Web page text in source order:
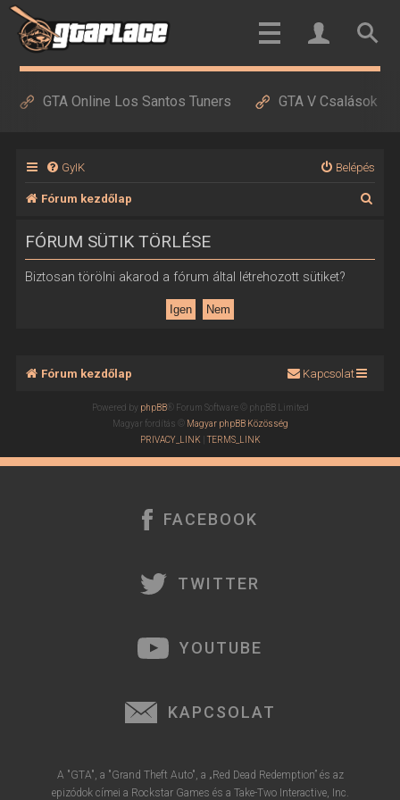
GTA Online Los Santos Tuners GTA V Csalások
GyIK Belépés
Fórum kezdőlap
FÓRUM SÜTIK TÖRLÉSE
Biztosan törölni akarod a fórum által létrehozott sütiket?
Fórum kezdőlap Kapcsolat
Powered by phpBB® Forum Software © phpBB Limited
Magyar fordítás © Magyar phpBB Közösség
PRIVACY_LINK |TERMS_LINK
FACEBOOK
TWITTER
YOUTUBE
KAPCSOLAT
A "GTA", a "Grand Theft Auto", a „Red Dead Redemption” és az
epizódok címei a Rockstar Games és a Take-Two Interactive, Inc.